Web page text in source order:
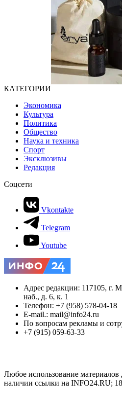
КАТЕГОРИИ
Экономика
Культура
Политика
Общество
Наука и техника
Спорт
Эксклюзивы
Редакция
Соцсети
Vkontakte
Telegram
Youtube
Адрес редакции: 117105, г.
наб., д. 6, к. 1
Телефон: +7 (958) 578-04-18
E-mail.: mail@info24.ru
По вопросам рекламы и
+7 (915) 059-63-33
Любое использование материалов
наличии ссылки на INFO24.RU;